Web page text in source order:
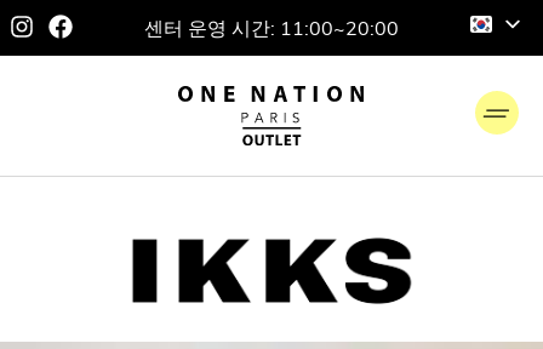
센터 운영 시간: 11:00~20:00